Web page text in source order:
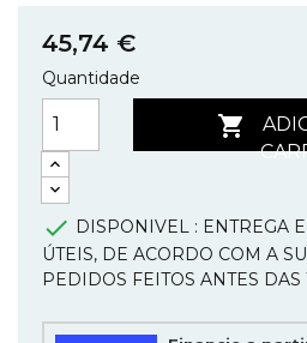
45,74 €
Quantidade

ADICIONAR AO
 DISPONIVEL : ENTREGA
ÚTEIS, DE ACORDO COM A
PEDIDOS FEITOS ANTES